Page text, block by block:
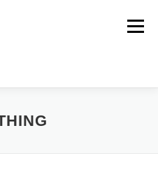
Menü
PERSONALTRAINING